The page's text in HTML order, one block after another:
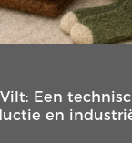
Een
en